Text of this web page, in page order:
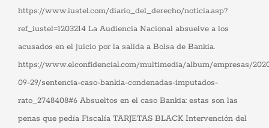
https://www.iustel.com/diario_del_derecho/noticia.asp?
ref_iustel=1203214 La Audiencia Nacional absuelve a los
acusados en el juicio por la salida a Bolsa de Bankia.
https://www.elconfidencial.com/multimedia/album/empresas/
09-29/sentencia-caso-bankia-condenadas-imputados-
rato_2748408#6 Absueltos en el caso Bankia: estas son las
penas que pedía Fiscalía TARJETAS BLACK Intervención del
rechaza estas
algunas
funcionalidades
de la web.
Marketing
intereses y